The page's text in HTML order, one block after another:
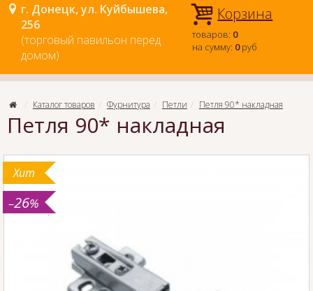
г. Донецк, ул. Куйбышева,
256
(торговый павильон перед
домом)
Корзина
товаров: 0
на сумму: 0руб
Каталог товаров Фурнитура Петли Петля 90* накладная
Петля 90* накладная
Хит
–26%